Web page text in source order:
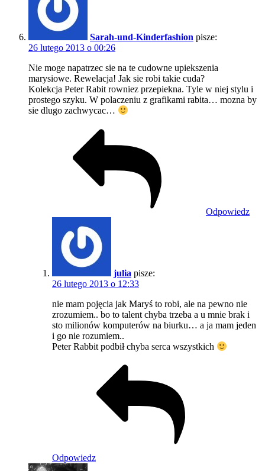
Sarah-und-Kinderfashion pisze:
26 lutego 2013 o 00:26
Nie moge napatrzec sie na te cudowne upiekszenia
marysiowe. Rewelacja! Jak sie robi takie cuda?
Kolekcja Peter Rabit rowniez przepiekna. Tyle w niej stylu i
prostego szyku. W polaczeniu z grafikami rabita… mozna by
sie dlugo zachwycac…
Odpowiedz
julia pisze:
26 lutego 2013 o 12:33
nie mam pojęcia jak Maryś to robi, ale na pewno nie
zrozumiem.. bo to talent chyba trzeba a u mnie brak i
sto milionów komputerów na biurku… a ja mam jeden
i go nie rozumiem..
Peter Rabbit podbił chyba serca wszystkich
Odpowiedz